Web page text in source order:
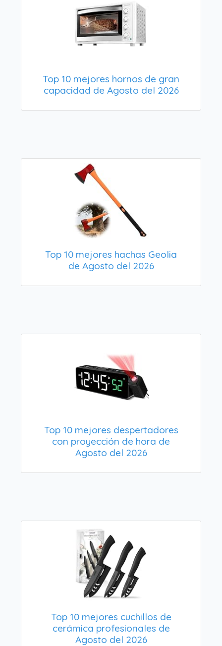
Top 10 mejores hornos de gran
capacidad de Agosto del 2026
Top 10 mejores hachas Geolia
de Agosto del 2026
Top 10 mejores despertadores
con proyección de hora de
Agosto del 2026
Top 10 mejores cuchillos de
cerámica profesionales de
Agosto del 2026